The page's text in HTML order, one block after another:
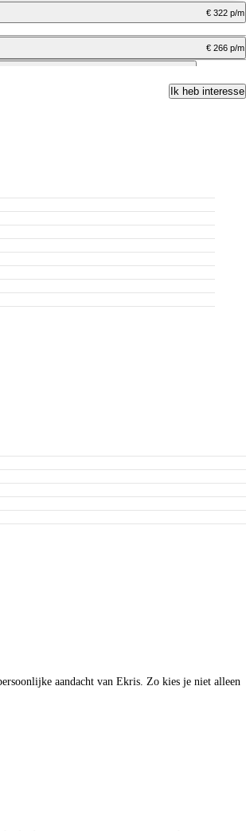
€ 322 p/m
€ 266 p/m
Ik heb interesse
aandacht van Ekris. Zo kies je niet alleen